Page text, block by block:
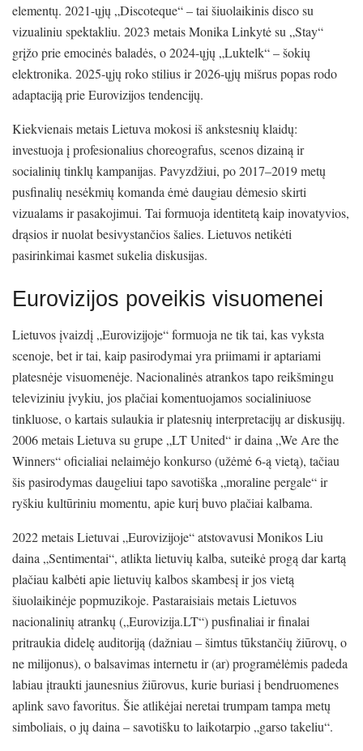
elementų. 2021-ųjų „Discoteque“ – tai šiuolaikinis disco su
vizualiniu spektakliu. 2023 metais Monika Linkytė su „Stay“
grįžo prie emocinės baladės, o 2024-ųjų „Luktelk“ – šokių
elektronika. 2025-ųjų roko stilius ir 2026-ųjų mišrus popas rodo
adaptaciją prie Eurovizijos tendencijų.
Kiekvienais metais Lietuva mokosi iš ankstesnių klaidų:
investuoja į profesionalius choreografus, scenos dizainą ir
socialinių tinklų kampanijas. Pavyzdžiui, po 2017–2019 metų
pusfinalių nesėkmių komanda ėmė daugiau dėmesio skirti
vizualams ir pasakojimui. Tai formuoja identitetą kaip inovatyvios,
drąsios ir nuolat besivystančios šalies. Lietuvos netikėti
pasirinkimai kasmet sukelia diskusijas.
Eurovizijos poveikis visuomenei
Lietuvos įvaizdį „Eurovizijoje“ formuoja ne tik tai, kas vyksta
scenoje, bet ir tai, kaip pasirodymai yra priimami ir aptariami
platesnėje visuomenėje. Nacionalinės atrankos tapo reikšmingu
televiziniu įvykiu, jos plačiai komentuojamos socialiniuose
tinkluose, o kartais sulaukia ir platesnių interpretacijų ar diskusijų.
2006 metais Lietuva su grupe „LT United“ ir daina „We Are the
Winners“ oficialiai nelaimėjo konkurso (užėmė 6-ą vietą), tačiau
šis pasirodymas daugeliui tapo savotiška „moraline pergale“ ir
ryškiu kultūriniu momentu, apie kurį buvo plačiai kalbama.
2022 metais Lietuvai „Eurovizijoje“ atstovavusi Monikos Liu
daina „Sentimentai“, atlikta lietuvių kalba, suteikė progą dar kartą
plačiau kalbėti apie lietuvių kalbos skambesį ir jos vietą
šiuolaikinėje popmuzikoje. Pastaraisiais metais Lietuvos
nacionalinių atrankų („Eurovizija.LT“) pusfinaliai ir finalai
pritraukia didelę auditoriją (dažniau – šimtus tūkstančių žiūrovų, o
ne milijonus), o balsavimas internetu ir (ar) programėlėmis padeda
labiau įtraukti jaunesnius žiūrovus, kurie buriasi į bendruomenes
aplink savo favoritus. Šie atlikėjai neretai trumpam tampa metų
simboliais, o jų daina – savotišku to laikotarpio „garso takeliu“.